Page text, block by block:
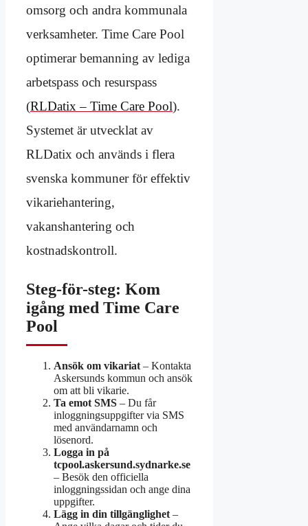
omsorg och andra kommunala
verksamheter. Time Care Pool
optimerar bemanning av lediga
arbetspass och resurspass
(RLDatix – Time Care Pool).
Systemet är utvecklat av
RLDatix och används i flera
svenska kommuner för effektiv
vikariehantering,
vakanshantering och
kostnadskontroll.
Steg-för-steg: Kom
igång med Time Care
Pool
Ansök om vikariat – Kontakta
Askersunds kommun och ansök
om att bli vikarie.
Ta emot SMS – Du får
inloggningsuppgifter via SMS
med användarnamn och
lösenord.
Logga in på
tcpool.askersund.sydnarke.se
– Besök den officiella
inloggningssidan och ange dina
uppgifter.
Lägg in din tillgänglighet –